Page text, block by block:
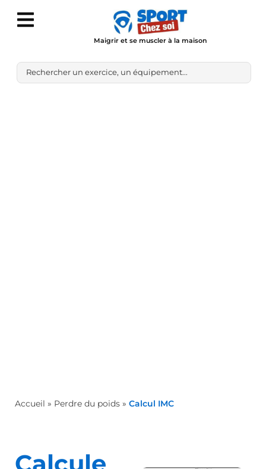
Maigrir et se muscler à la maison
Accueil » Perdre du poids » Calcul IMC
Calcule